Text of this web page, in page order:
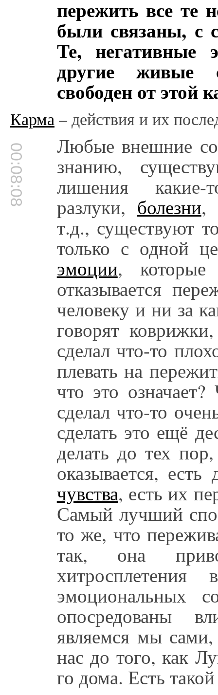
пережить все те
были связаны, с
Те, негативные
другие живые
свободен от этой
Карма– действия и их
00:08:08 Любые внешние
знанию,
лишения какие-
разлуки, болезни,
т.д., существуют
только с одной
эмоции, которые
отказывается
человеку и ни за
говорят
сделал что-то
плевать на
что это
сделал что-то
сделать это ещё
делать до тех
оказывается,
чувства, есть их
Самый лучший
то же, что
так, она
хитросплетения
эмоциональных
опосредованы
являемся мы
нас до того, как
го дома. Есть